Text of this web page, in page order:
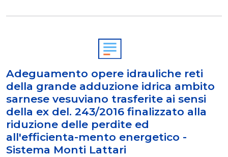
Adeguamento opere idrauliche reti
della grande adduzione idrica ambito
sarnese vesuviano trasferite ai sensi
della ex del. 243/2016 finalizzato alla
riduzione delle perdite ed
all'efficienta-mento energetico -
Sistema Monti Lattari